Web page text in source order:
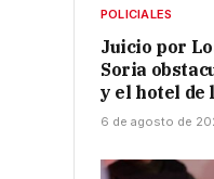
POLICIALES
Juicio por
Soria
y el hotel de
6 de agosto de